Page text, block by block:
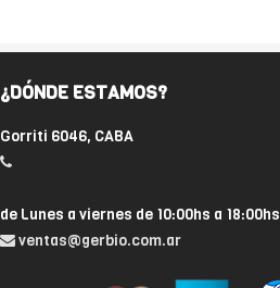
¿DÓNDE ESTAMOS?
Gorriti 6046, CABA
de Lunes a viernes de 10:00hs a 18:00hs
ventas@gerbio.com.ar